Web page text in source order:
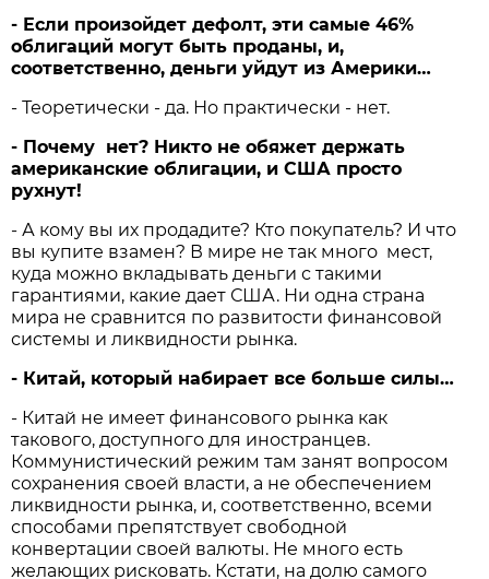
- Если произойдет дефолт, эти самые 46%
облигаций могут быть проданы, и,
соответственно, деньги уйдут из Америки…
- Теоретически - да. Но практически - нет.
- Почему нет? Никто не обяжет держать
американские облигации, и США просто
рухнут!
- А кому вы их продадите? Кто покупатель? И что
вы купите взамен? В мире не так много мест,
куда можно вкладывать деньги с такими
гарантиями, какие дает США. Ни одна страна
мира не сравнится по развитости финансовой
системы и ликвидности рынка.
- Китай, который набирает все больше силы…
- Китай не имеет финансового рынка как
такового, доступного для иностранцев.
Коммунистический режим там занят вопросом
сохранения своей власти, а не обеспечением
ликвидности рынка, и, соответственно, всеми
способами препятствует свободной
конвертации своей валюты. Не много есть
желающих рисковать. Кстати, на долю самого